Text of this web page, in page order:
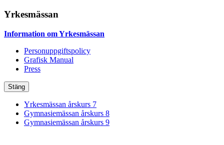
Yrkesmässan
Information om Yrkesmässan
Personuppgiftspolicy
Grafisk Manual
Press
Stäng
Yrkesmässan årskurs 7
Gymnasiemässan årskurs 8
Gymnasiemässan årskurs 9